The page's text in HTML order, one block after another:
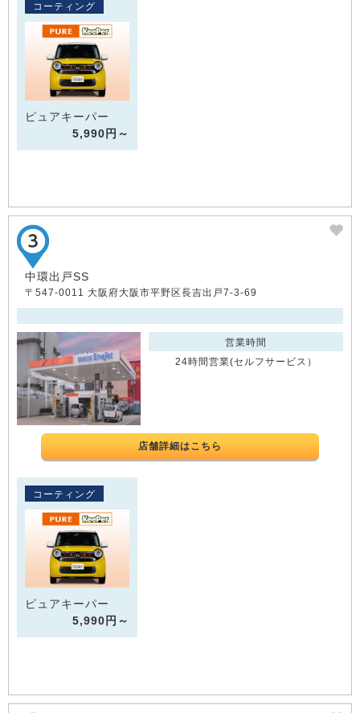
コーティング
ピュアキーパー
5,990円～
中環出戸SS
〒547-0011 大阪府大阪市平野区長吉出戸7-3-69
営業時間
24時間営業(セルフサービス）
店舗詳細はこちら
コーティング
ピュアキーパー
5,990円～